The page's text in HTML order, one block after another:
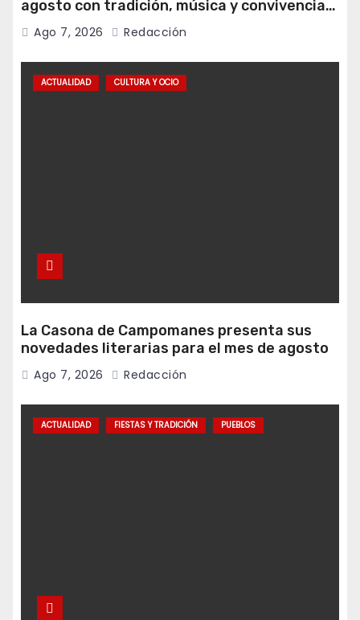
agosto con tradición, música y convivencia
vecinal
Ago 7, 2026 Redacción
ACTUALIDAD CULTURA Y OCIO
La Casona de Campomanes presenta sus
novedades literarias para el mes de agosto
Ago 7, 2026 Redacción
ACTUALIDAD FIESTAS Y TRADICIÓN PUEBLOS